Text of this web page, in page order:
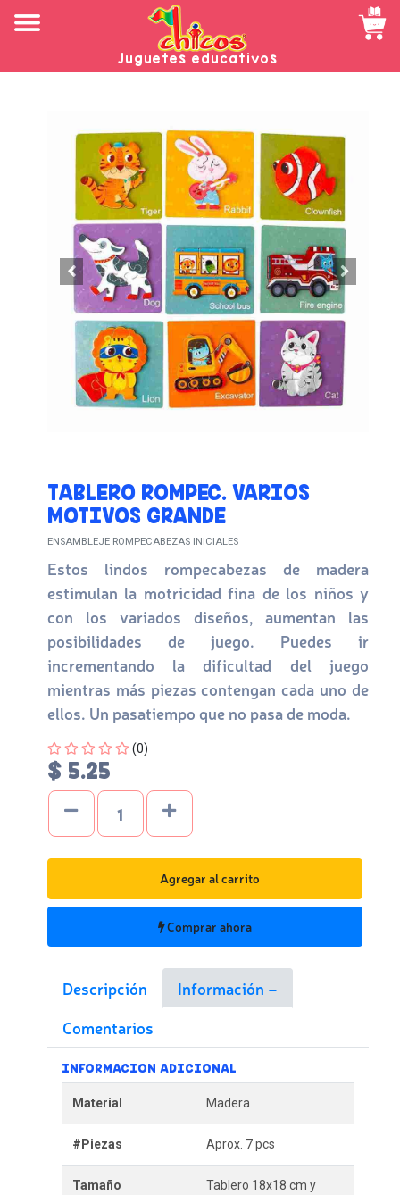
Juguetes educativos
TABLERO ROMPEC. VARIOS
MOTIVOS GRANDE
ENSAMBLEJE ROMPECABEZAS INICIALES
Estos lindos rompecabezas de madera
estimulan la motricidad fina de los niños y
con los variados diseños, aumentan las
posibilidades de juego. Puedes ir
incrementando la dificultad del juego
mientras más piezas contengan cada uno de
ellos. Un pasatiempo que no pasa de moda.
Four out of Five Stars
(0)
$ 5.25
Agregar al carrito
Comprar ahora
Descripción
Información
Comentarios
INFORMACION ADICIONAL
Material Madera
#Piezas Aprox. 7 pcs
Tamaño
Tablero 18x18 cm y